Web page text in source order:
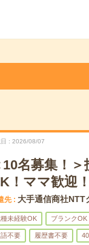
2026/08/07
10名募集！
！ママ歓迎！
先 大手通信商社
未経験OK ブランクOK
不要 履歴書不要